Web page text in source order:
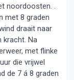
noordoosten. .
met 8 graden
draait naar
kracht. Na
met flinke
die vrijwel
de 7 á 8 graden